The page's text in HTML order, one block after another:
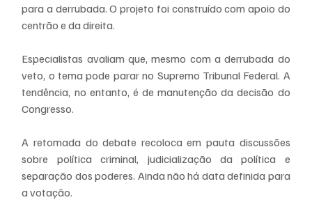
para a derrubada. O projeto foi construído com apoio do
centrão e da direita.
Especialistas avaliam que, mesmo com a derrubada do
veto, o tema pode parar no Supremo Tribunal Federal. A
tendência, no entanto, é de manutenção da decisão do
Congresso.
A retomada do debate recoloca em pauta discussões
sobre política criminal, judicialização da política e
separação dos poderes. Ainda não há data definida para
a votação.